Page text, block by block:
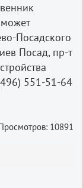
Посадского
Посад, пр-т
551-51-64
10891